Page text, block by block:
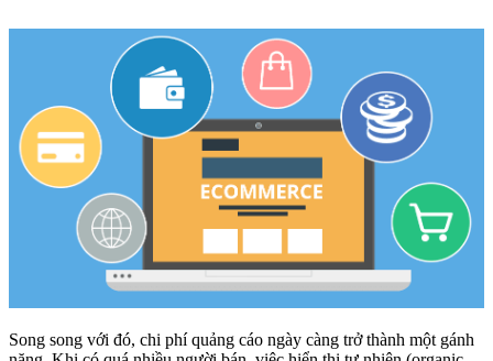
Song song với đó, chi phí quảng cáo ngày càng trở thành một gánh